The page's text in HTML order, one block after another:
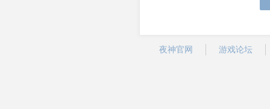
夜神官网 游戏论坛